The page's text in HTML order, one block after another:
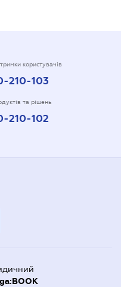
користувачів
210-103
та рішень
210-102